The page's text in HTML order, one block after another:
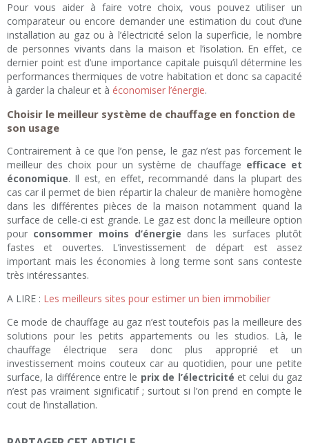
Pour vous aider à faire votre choix, vous pouvez utiliser un
comparateur ou encore demander une estimation du cout d’une
installation au gaz ou à l’électricité selon la superficie, le nombre
de personnes vivants dans la maison et l’isolation. En effet, ce
dernier point est d’une importance capitale puisqu’il détermine les
performances thermiques de votre habitation et donc sa capacité
à garder la chaleur et à économiser l’énergie.
Choisir le meilleur système de chauffage en fonction de
son usage
Contrairement à ce que l’on pense, le gaz n’est pas forcement le
meilleur des choix pour un système de chauffage efficace et
économique. Il est, en effet, recommandé dans la plupart des
cas car il permet de bien répartir la chaleur de manière homogène
dans les différentes pièces de la maison notamment quand la
surface de celle-ci est grande. Le gaz est donc la meilleure option
pour consommer moins d’énergie dans les surfaces plutôt
fastes et ouvertes. L’investissement de départ est assez
important mais les économies à long terme sont sans conteste
très intéressantes.
A LIRE : Les meilleurs sites pour estimer un bien immobilier
Ce mode de chauffage au gaz n’est toutefois pas la meilleure des
solutions pour les petits appartements ou les studios. Là, le
chauffage électrique sera donc plus approprié et un
investissement moins couteux car au quotidien, pour une petite
surface, la différence entre le prix de l’électricité et celui du gaz
n’est pas vraiment significatif ; surtout si l’on prend en compte le
cout de l’installation.